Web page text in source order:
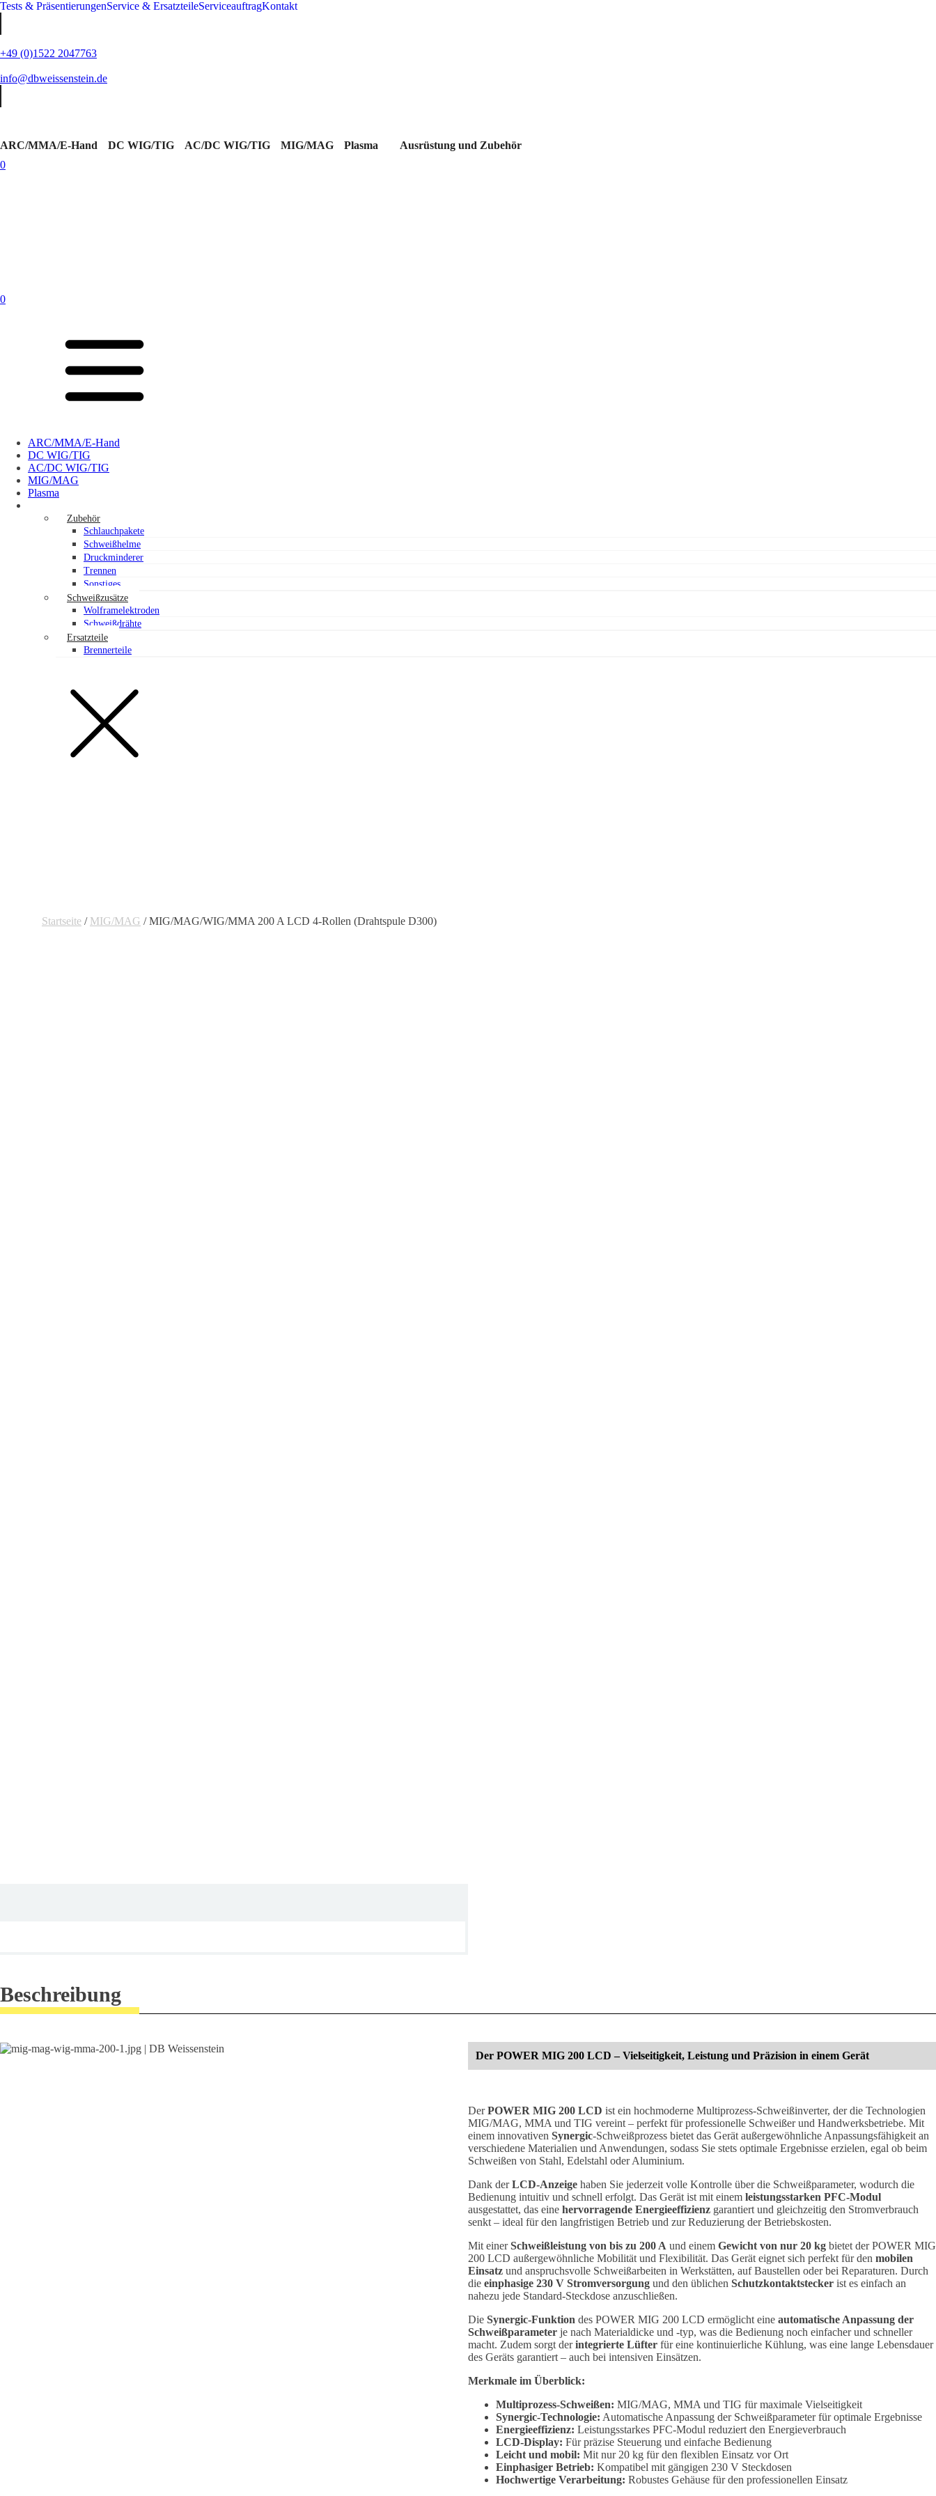
Tests & PräsentierungenService & ErsatzteileServiceauftragKontakt
+49 (0)1522 2047763
info@dbweissenstein.de
ARC/MMA/E-Hand DC WIG/TIG AC/DC WIG/TIG MIG/MAG Plasma
Ausrüstung und Zubehör
0
0
ARC/MMA/E-Hand
DC WIG/TIG
AC/DC WIG/TIG
MIG/MAG
Plasma
Zubehör
Schlauchpakete
Schweißhelme
Druckminderer
Trennen
Sonstiges
Schweißzusätze
Wolframelektroden
Schweißdrähte
Ersatzteile
Brennerteile
Startseite / MIG/MAG / MIG/MAG/WIG/MMA 200 A LCD 4-Rollen (Drahtspule D300)
Beschreibung
Der POWER MIG 200 LCD – Vielseitigkeit, Leistung und Präzision in einem Gerät
DerPOWER MIG 200 LCD ist ein hochmoderne Multiprozess-Schweißinverter, der die Technologien
MIG/MAG, MMA und TIG vereint – perfekt für professionelle Schweißer und Handwerksbetriebe. Mit
einem innovativen Synergic-Schweißprozess bietet das Gerät außergewöhnliche Anpassungsfähigkeit an
verschiedene Materialien und Anwendungen, sodass Sie stets optimale Ergebnisse erzielen, egal ob beim
Schweißen von Stahl, Edelstahl oder Aluminium.
Dank derLCD-Anzeige haben Sie jederzeit volle Kontrolle über die Schweißparameter, wodurch die
Bedienung intuitiv und schnell erfolgt. Das Gerät ist mit einem leistungsstarken PFC-Modul
ausgestattet, das eine hervorragende Energieeffizienz garantiert und gleichzeitig den Stromverbrauch
senkt – ideal für den langfristigen Betrieb und zur Reduzierung der Betriebskosten.
Mit einerSchweißleistung von bis zu 200 A und einem Gewicht von nur 20 kg bietet der POWER MIG
200 LCD außergewöhnliche Mobilität und Flexibilität. Das Gerät eignet sich perfekt für den mobilen
Einsatz und anspruchsvolle Schweißarbeiten in Werkstätten, auf Baustellen oder bei Reparaturen. Durch
die einphasige 230 V Stromversorgung und den üblichen Schutzkontaktstecker ist es einfach an
nahezu jede Standard-Steckdose anzuschließen.
Die Synergic-Funktion des POWER MIG 200 LCD ermöglicht eine automatische Anpassung der
Schweißparameter je nach Materialdicke und -typ, was die Bedienung noch einfacher und schneller
macht. Zudem sorgt derintegrierte Lüfter für eine kontinuierliche Kühlung, was eine lange Lebensdauer
des Geräts garantiert – auch bei intensiven Einsätzen.
Merkmale im Überblick:
Multiprozess-Schweißen: MIG/MAG, MMA und TIG für maximale Vielseitigkeit
Synergic-Technologie: Automatische Anpassung der Schweißparameter für optimale Ergebnisse
Energieeffizienz: Leistungsstarkes PFC-Modul reduziert den Energieverbrauch
LCD-Display: Für präzise Steuerung und einfache Bedienung
Leicht und mobil: Mit nur 20 kg für den flexiblen Einsatz vor Ort
Einphasiger Betrieb: Kompatibel mit gängigen 230 V Steckdosen
Hochwertige Verarbeitung: Robustes Gehäuse für den professionellen Einsatz